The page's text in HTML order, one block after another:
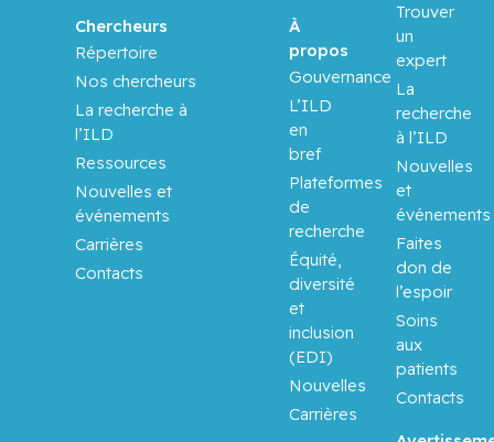
Anidjar,
Maurice
Antoniou,
John
Assouline,
Sarit
Chantal
Chercheurs
Répertoire
Nos chercheurs
La recherche à
l’ILD
Ressources
Nouvelles et
événements
Carrières
Contacts
À
propos
Gouvernance
L’ILD
en
bref
Plateformes
de
recherche
Équité,
diversité
et
inclusion
(EDI)
Nouvelles
Carrières
Trouver
un
expert
La
recherche
à l’ILD
Nouvelles
et
événements
Faites
don de
l’espoir
Soins
aux
patients
Contacts